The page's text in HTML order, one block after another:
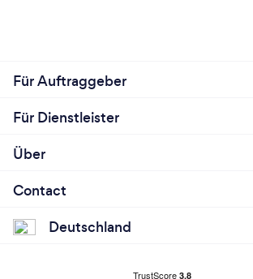
Für Auftraggeber
Für Dienstleister
Über
Contact
Deutschland